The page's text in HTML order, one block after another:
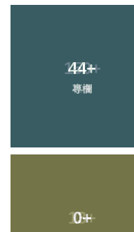
44+
專欄
0+